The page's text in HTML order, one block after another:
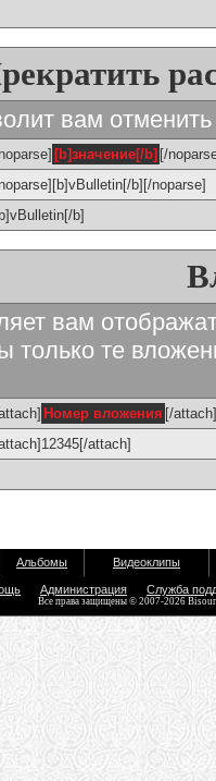
вам
[b]значение[/b] [/
b][/noparse]
b]
вам
только те
Номер вложения [/attach]
attach]
Альбомы Видеоклипы
Администрация Служба
Все права защищены © 2007-2026